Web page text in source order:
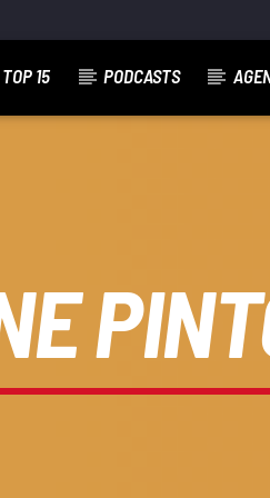
TOP 15 PODCASTS